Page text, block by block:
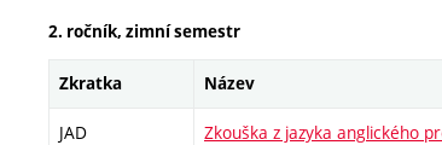
2. ročník, zimní semestr
Zkratka Název
JAD Zkouška z jazyka anglického